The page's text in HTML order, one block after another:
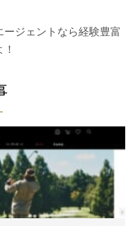
ージェントなら経験豊富